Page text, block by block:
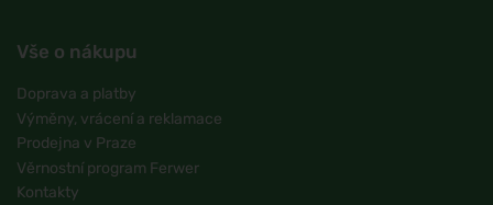
Vše o nákupu
Doprava a platby
Výměny, vrácení a reklamace
Prodejna v Praze
Věrnostní program Ferwer
Kontakty